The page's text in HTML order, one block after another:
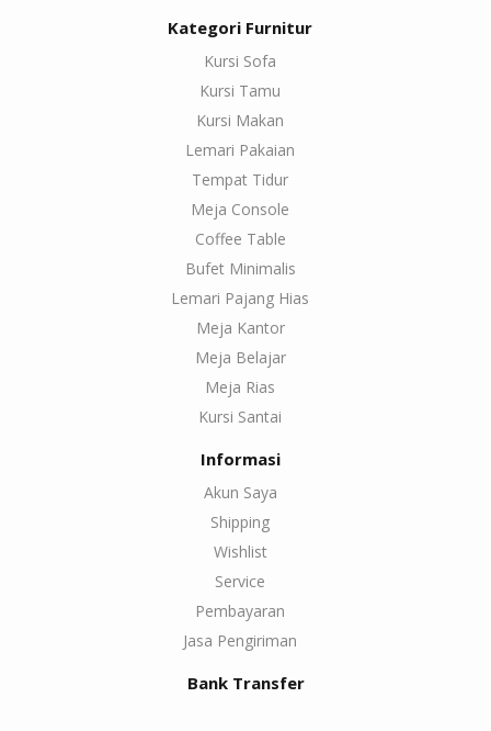
Kategori Furnitur
Kursi Sofa
Kursi Tamu
Kursi Makan
Lemari Pakaian
Tempat Tidur
Meja Console
Coffee Table
Bufet Minimalis
Lemari Pajang Hias
Meja Kantor
Meja Belajar
Meja Rias
Kursi Santai
Informasi
Akun Saya
Shipping
Wishlist
Service
Pembayaran
Jasa Pengiriman
Bank Transfer